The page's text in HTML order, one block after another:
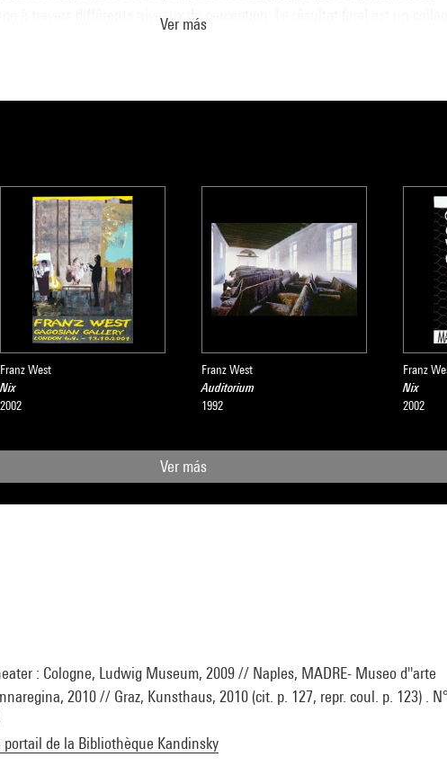
à travers différents niveaux de perception. Le résultat final est un collage
la direction de Sophie Duplaix, Paris, Centre Pompidou, 2007
Ver más
Franz West
Nix
2002
Franz West
Auditorium
1992
Franz
Nix
2002
Ver más
: Cologne, Ludwig Museum, 2009 // Naples, MADRE- Museo d''arte
2010 // Graz, Kunsthaus, 2010 (cit. p. 127, repr. coul. p. 123) .
de la Bibliothèque Kandinsky